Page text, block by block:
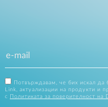
Потвърждавам, че бих искал да
Link, актуализации на продукти и
с
Политиката за поверителност на